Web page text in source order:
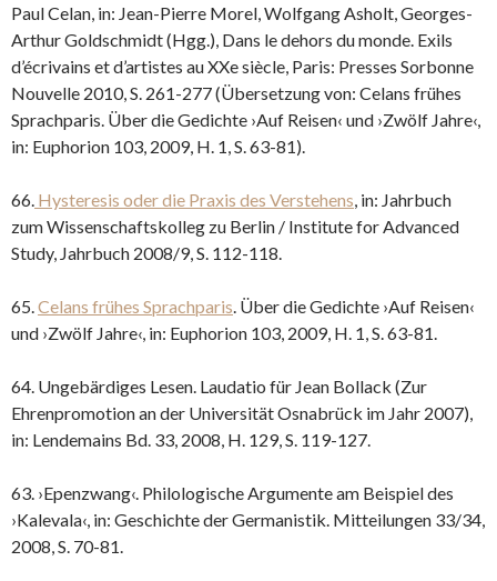
Paul Celan, in: Jean-Pierre Morel, Wolfgang Asholt, Georges-
Arthur Goldschmidt (Hgg.), Dans le dehors du monde. Exils
d’écrivains et d’artistes au XXe siècle, Paris: Presses Sorbonne
Nouvelle 2010, S. 261-277 (Übersetzung von: Celans frühes
Sprachparis. Über die Gedichte ›Auf Reisen‹ und ›Zwölf Jahre‹,
in: Euphorion 103, 2009, H. 1, S. 63-81).
66. Hysteresis oder die Praxis des Verstehens, in: Jahrbuch
zum Wissenschaftskolleg zu Berlin / Institute for Advanced
Study, Jahrbuch 2008/9, S. 112-118.
65.Celans frühes Sprachparis. Über die Gedichte ›Auf Reisen‹
und ›Zwölf Jahre‹, in: Euphorion 103, 2009, H. 1, S. 63-81.
64. Ungebärdiges Lesen. Laudatio für Jean Bollack (Zur
Ehrenpromotion an der Universität Osnabrück im Jahr 2007),
in: Lendemains Bd. 33, 2008, H. 129, S. 119-127.
63. ›Epenzwang‹. Philologische Argumente am Beispiel des
›Kalevala‹, in: Geschichte der Germanistik. Mitteilungen 33/34,
2008, S. 70-81.